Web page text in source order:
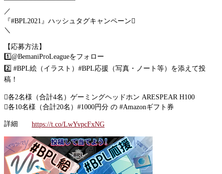
／
『#BPL2021』ハッシュタグキャンペーン󾭠
＼
【応募方法】
1️⃣@BemaniProLeagueをフォロー
2️⃣ #BPL絵（イラスト）#BPL応援（写真・ノート等）を添えて投
稿！
󾠦各2名様（合計4名）ゲーミングヘッドホン ARESPEAR H100
󾠦各10名様（合計20名）#1000円分 の #Amazonギフト券
詳細 https://t.co/LwYvpcFxNG